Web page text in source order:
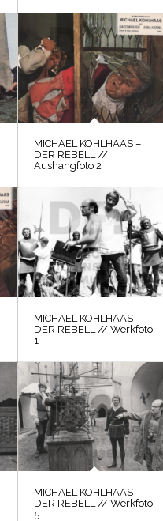
MICHAEL KOHLHAAS –
DER REBELL //
Aushangfoto 2
MICHAEL KOHLHAAS –
DER REBELL // Werkfoto
1
MICHAEL KOHLHAAS –
DER REBELL // Werkfoto
5